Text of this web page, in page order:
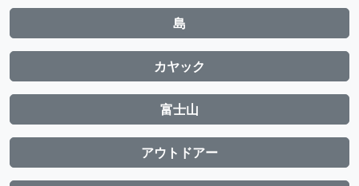
島
カヤック
富士山
アウトドアー